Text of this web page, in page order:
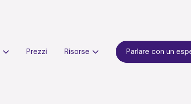
Prezzi Risorse Parlare con un